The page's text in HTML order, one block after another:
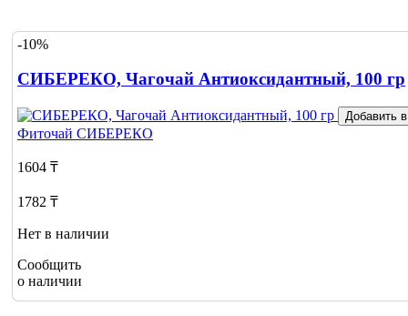
-10%
СИБЕРЕКО, Чагочай Антиоксидантный, 100 гр
Добавить
Фиточай СИБЕРЕКО
1604 ₸
1782 ₸
Нет в наличии
Сообщить
о наличии